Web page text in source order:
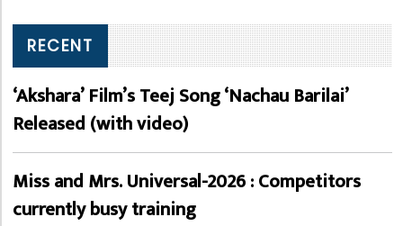
RECENT
‘Akshara’ Film’s Teej Song ‘Nachau Barilai’
Released (with video)
Miss and Mrs. Universal-2026 : Competitors
currently busy training